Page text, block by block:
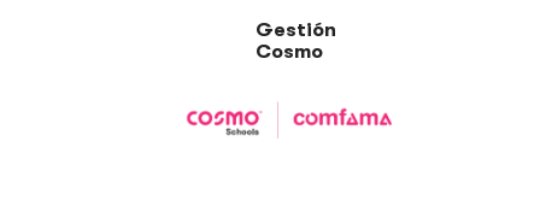
Gestión
Cosmo